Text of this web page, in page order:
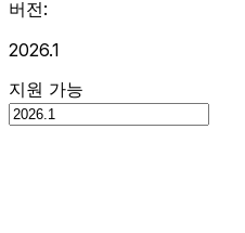
버전:
2026.1
지원 가능